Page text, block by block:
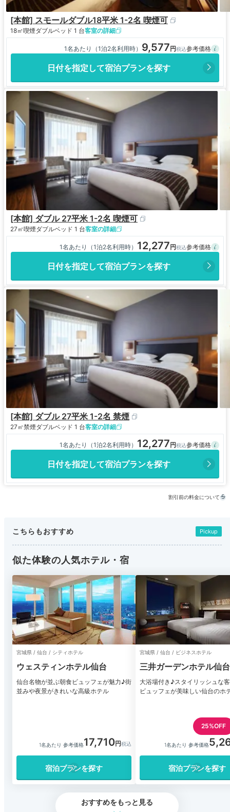
[本館] スモールダブル18平米 1-2名 喫煙可
18㎡喫煙ダブルベッド 1 台客室の詳細
1名あたり（1泊2名利用時） 9,577
日付を指定して宿泊プランを探す
[本館] ダブル 27平米 1-2名 喫煙可
27㎡喫煙ダブルベッド 1 台客室の詳細
1名あたり（1泊2名利用時） 12,277
日付を指定して宿泊プランを探す
[本館] ダブル 27平米 1-2名 禁煙
27㎡禁煙ダブルベッド 1 台客室の詳細
1名あたり（1泊2名利用時） 12,277
日付を指定して宿泊プランを探す
割引前の料金について
こちらもおすすめ Pickup
似た体験の人気ホテル・宿
宮城県 / 仙台 / シティホテル
ウェスティンホテル仙台
仙台名物が並ぶ朝食ビュッフェが魅力♪街
並みや夜景がきれいな高級ホテル
1名あたり 参考価格17,710
宿泊プランを探す
宮城県 / 仙台 / ビジネスホテル
三井ガーデンホテル仙台
大浴場付き♪スタイリッシュな
ビュッフェが美味しい仙台のホ
25%OFF
1名あたり 参考価格
宿泊プランを探す
おすすめをもっと見る